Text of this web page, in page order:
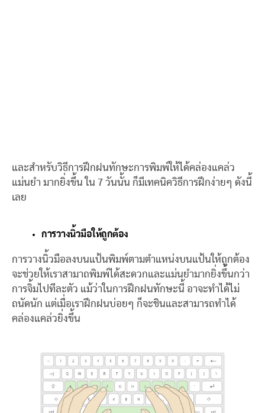
และสำหรับวิธีการฝึกฝนทักษะการพิมพ์ให้ได้คล่องแคล่ว
แม่นยำ มากยิ่งขึ้น ใน 7 วันนั้น ก็มีเทคนิควิธีการฝึกง่ายๆ ดังนี้
เลย
การวางนิ้วมือให้ถูกต้อง
การวางนิ้วมือลงบนแป้นพิมพ์ตามตำแหน่งบนแป้นให้ถูกต้อง
จะช่วยให้เราสามาถพิมพ์ได้สะดวกและแม่นยำมากยิ่งขึ้นกว่า
การจิ้มไปทีละตัว แม้ว่าในการฝึกฝนทักษะนี้ อาจะทำได้ไม่
ถนัดนัก แต่เมื่อเราฝึกฝนบ่อยๆ ก็จะชินและสามารถทำได้
คล่องแคล่วยิ่งขึ้น